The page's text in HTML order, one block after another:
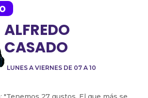
LUNES A VIERNES DE 07 A 10
ALFREDO
CASADO